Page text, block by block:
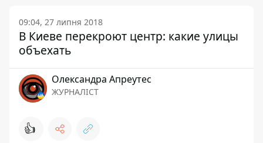
09:04, 27 липня 2018
В Киеве перекроют центр: какие улицы
объехать
Олександра Апреутес
ЖУРНАЛІСТ
👍